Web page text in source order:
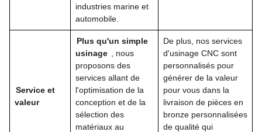
industries marine et
automobile.
Service et
valeur
Plus qu'un simple
usinage
, nous
proposons des
services allant de
l'optimisation de la
conception et de la
sélection des
matériaux au
De plus, nos services
d'usinage CNC sont
personnalisés pour
générer de la valeur
pour vous dans la
livraison de pièces en
bronze personnalisées
de qualité qui